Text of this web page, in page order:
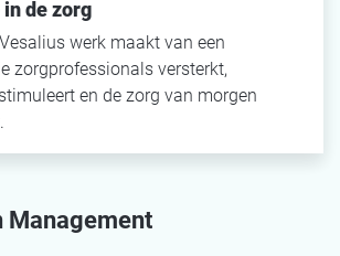
de zorg
werk maakt van een
zorgprofessionals versterkt,
en de zorg van morgen
Management